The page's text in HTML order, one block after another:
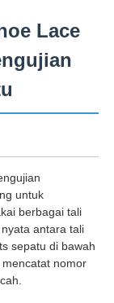
Lace
untuk
berbagai tali
antara tali
sepatu di bawah
nomor